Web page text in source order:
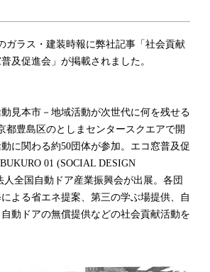
ガラス・建装時報に弊社記事「社会貢献
及促進会」が掲載されました。
動見本市－地域活動が次世代に何を残せる
都豊島区のとしまセンタースクエアで開
に関わる約50団体が参加。エコ窓普及促
01 (SOCIAL DESIGN
人全国自動ドア産業振興会が出展。各団
よる省エネ提案、第三の学ぶ場提供、自
動ドアの無償提供などの社会貢献活動を